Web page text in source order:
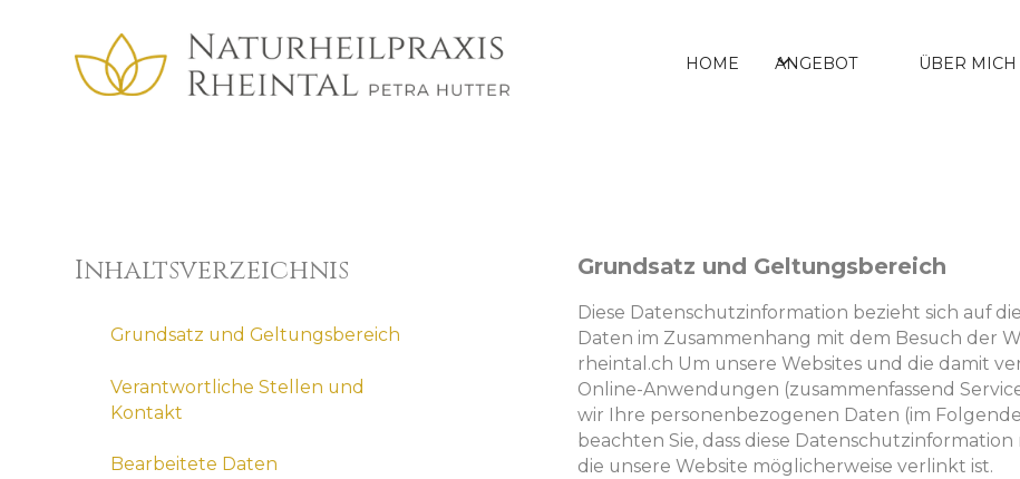
HOME ANGEBOT ÜBER MICH
Inhaltsverzeichnis
Grundsatz und Geltungsbereich
Verantwortliche Stellen und
Kontakt
Bearbeitete Daten
Grundsatz und Geltungsbereich
Diese Datenschutzinformation bezieht sich auf
Daten im Zusammenhang mit dem Besuch der
rheintal.ch Um unsere Websites und die damit
Online-Anwendungen (zusammenfassend
wir Ihre personenbezogenen Daten (im
beachten Sie, dass diese
die unsere Website möglicherweise verlinkt ist.